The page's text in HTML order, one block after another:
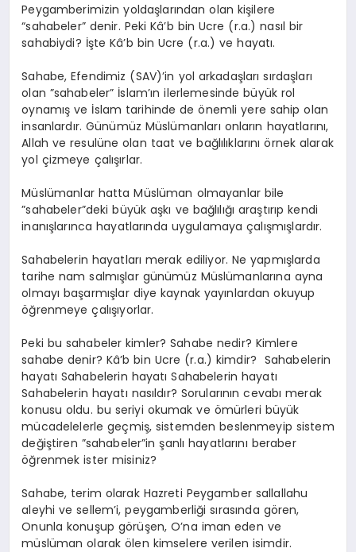
Peygamberimizin yoldaşlarından olan kişilere
“sahabeler” denir. Peki Kâ’b bin Ucre (r.a.) nasıl bir
sahabiydi? İşte Kâ’b bin Ucre (r.a.) ve hayatı.
Sahabe, Efendimiz (SAV)’in yol arkadaşları sırdaşları
olan ”sahabeler” İslam’ın ilerlemesinde büyük rol
oynamış ve İslam tarihinde de önemli yere sahip olan
insanlardır. Günümüz Müslümanları onların hayatlarını,
Allah ve resulüne olan taat ve bağlılıklarını örnek alarak
yol çizmeye çalışırlar.
Müslümanlar hatta Müslüman olmayanlar bile
”sahabeler”deki büyük aşkı ve bağlılığı araştırıp kendi
inanışlarınca hayatlarında uygulamaya çalışmışlardır.
Sahabelerin hayatları merak ediliyor. Ne yapmışlarda
tarihe nam salmışlar günümüz Müslümanlarına ayna
olmayı başarmışlar diye kaynak yayınlardan okuyup
öğrenmeye çalışıyorlar.
Peki bu sahabeler kimler? Sahabe nedir? Kimlere
sahabe denir? Kâ’b bin Ucre (r.a.) kimdir? Sahabelerin
hayatı Sahabelerin hayatı Sahabelerin hayatı
Sahabelerin hayatı nasıldır? Sorularının cevabı merak
konusu oldu. bu seriyi okumak ve ömürleri büyük
mücadelelerle geçmiş, sistemden beslenmeyip sistem
değiştiren ”sahabeler”in şanlı hayatlarını beraber
öğrenmek ister misiniz?
Sahabe, terim olarak Hazreti Peygamber sallallahu
aleyhi ve sellem’i, peygamberliği sırasında gören,
Onunla konuşup görüşen, O’na iman eden ve
müslüman olarak ölen kimselere verilen isimdir.